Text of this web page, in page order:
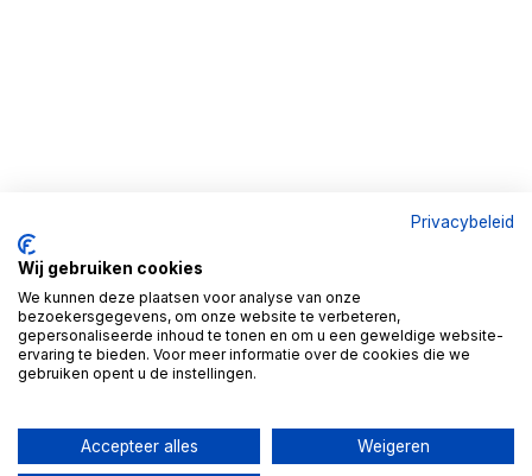
Privacybeleid
Wij gebruiken cookies
We kunnen deze plaatsen voor analyse van onze
bezoekersgegevens, om onze website te verbeteren,
gepersonaliseerde inhoud te tonen en om u een geweldige website-
ervaring te bieden. Voor meer informatie over de cookies die we
gebruiken opent u de instellingen.
Accepteer alles Weigeren